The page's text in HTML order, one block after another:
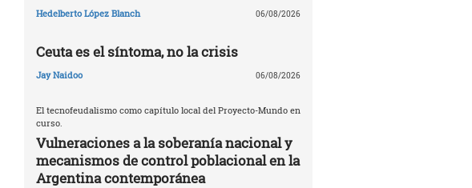
Hedelberto López Blanch 06/08/2026
Ceuta es el síntoma, no la crisis
Jay Naidoo 06/08/2026
El tecnofeudalismo como capítulo local del Proyecto-Mundo en
curso.
Vulneraciones a la soberanía nacional y
mecanismos de control poblacional en la
Argentina contemporánea